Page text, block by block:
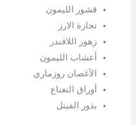
قشور الليمون
نجارة الارز
زهور اللافندر
أعشاب الليمون
الأغصان روزماري
أوراق النعناع
بذور الفينل